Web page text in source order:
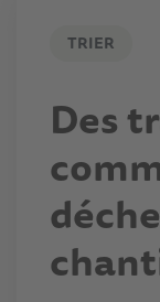
TRIER
Des